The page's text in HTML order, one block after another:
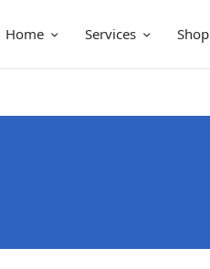
Home Services Shop